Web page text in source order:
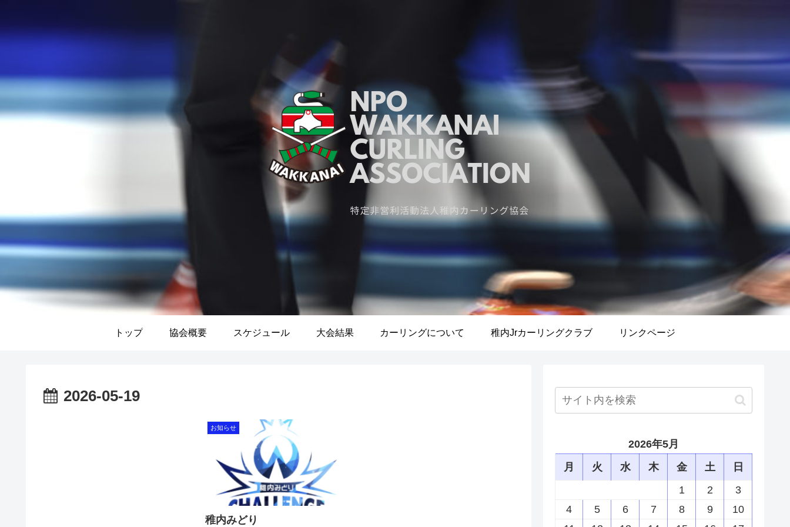
トップ 協会概要 スケジュール 大会結果 カーリングについて 稚内Jrカーリングクラブ リンクページ
2026-05-19
お知らせ
稚内みどり
2026年5月
月
火 水 木 金 土
日
1
2
3
4
5 6 7 8 9
10